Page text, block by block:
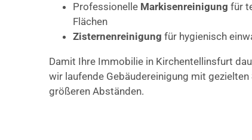
Professionelle Markisenreinigung für
Flächen
Zisternenreinigung für hygienisch
Damit Ihre Immobilie in Kirchentellinsfurt
wir laufende Gebäudereinigung mit gezielten
größeren Abständen.